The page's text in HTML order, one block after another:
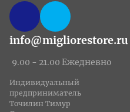
info@migliorestore.ru
9.00 - 21.00 Ежедневно
Индивидуальный
предприниматель
Точилин Тимур